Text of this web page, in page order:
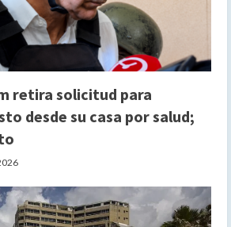
retira solicitud para
desde su casa por salud;